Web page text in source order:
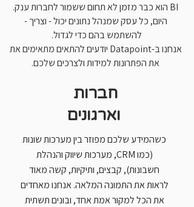
BI הוא כבר מזמן לא תחום ששמור לחברות ענק.
היום, כל עסק שמנהל נתונים יכול - וצריך -
להשתמש בהם כדי לגדול.
אנחנו ב-Datapoint יודעים להתאים מתאימים את
את הפתרונות למידות ולצרכים שלכם.
חברות
כשהמידע שלכם מפוזר בין מערכות שונות
(כמו CRM, מערכות שיווק והנהלת
חשבונות), קבצים, ותיקיות, קשה מאוד
לראות את התמונה המלאה. אנחנו מאחדים
את הכל למקור אמת אחד, ובונים תשתית